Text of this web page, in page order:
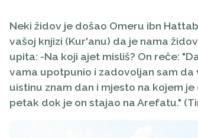
Neki židov je došao Omeru ibn
vašoj knjizi (Kur'anu) da je nama
upita: -Na koji ajet misliš? On reče: "
vama upotpunio i zadovoljan sam da
uistinu znam dan i mjesto na kojem
petak dok je on stajao na Arefatu."